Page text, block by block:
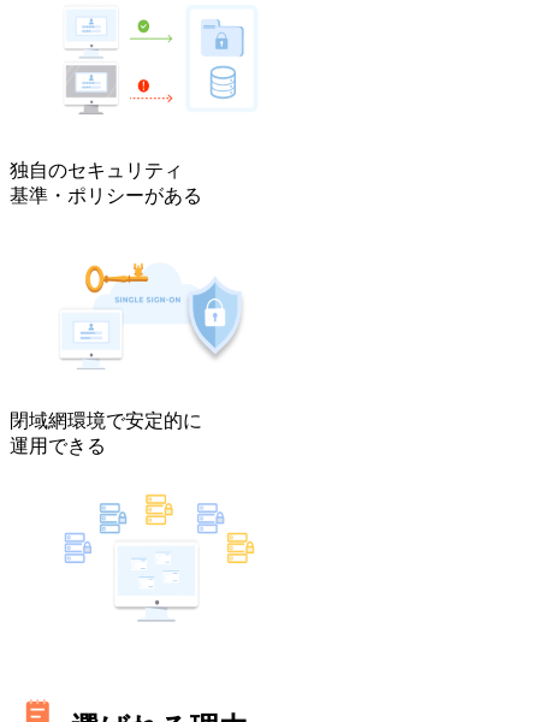
独自のセキュリティ
基準・ポリシーがある
閉域網環境で安定的に
運用できる